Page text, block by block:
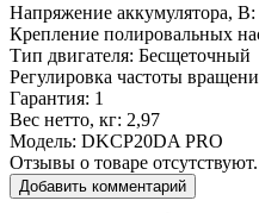
Напряжение аккумулятора, В
Крепление полировальных
Тип двигателя: Бесщеточный
Регулировка частоты
Гарантия: 1
Вес нетто, кг: 2,97
Модель: DKCP20DA PRO
Отзывы о товаре отсутствуют.
Добавить комментарий